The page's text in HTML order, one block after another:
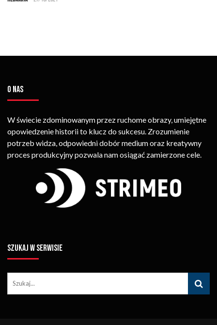
O NAS
W świecie zdominowanym przez ruchome obrazy, umiejętne
opowiedzenie historii to klucz do sukcesu. Zrozumienie
potrzeb widza, odpowiedni dobór medium oraz kreatywny
proces produkcyjny pozwala nam osiągać zamierzone cele.
SZUKAJ W SERWISIE